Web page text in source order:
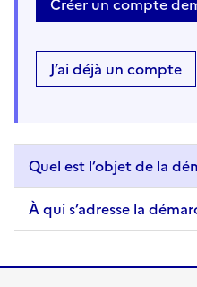
Créer un compte
J’ai déjà un compte
Quel est l’objet de la
À qui s’adresse la